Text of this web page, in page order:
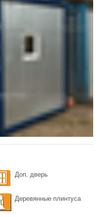
Доп. дверь
Деревянные плинтуса